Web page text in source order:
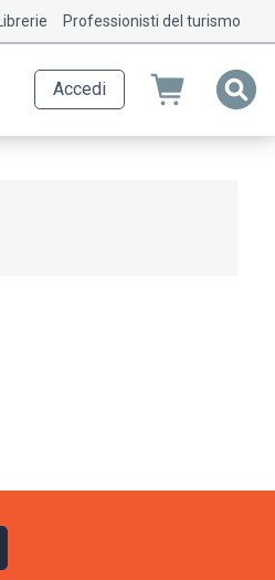
Professionisti del turismo
Accedi